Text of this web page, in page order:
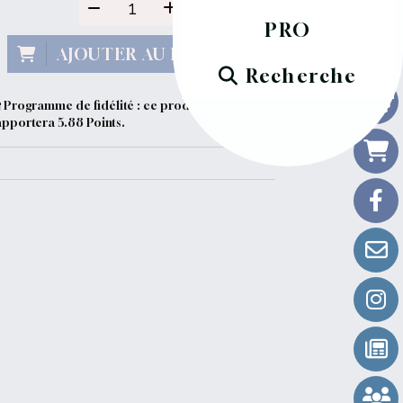
PRO
Recherche
AJOUTER AU PANIER
Programme de fidélité : ce produit vous
5.88 Points.